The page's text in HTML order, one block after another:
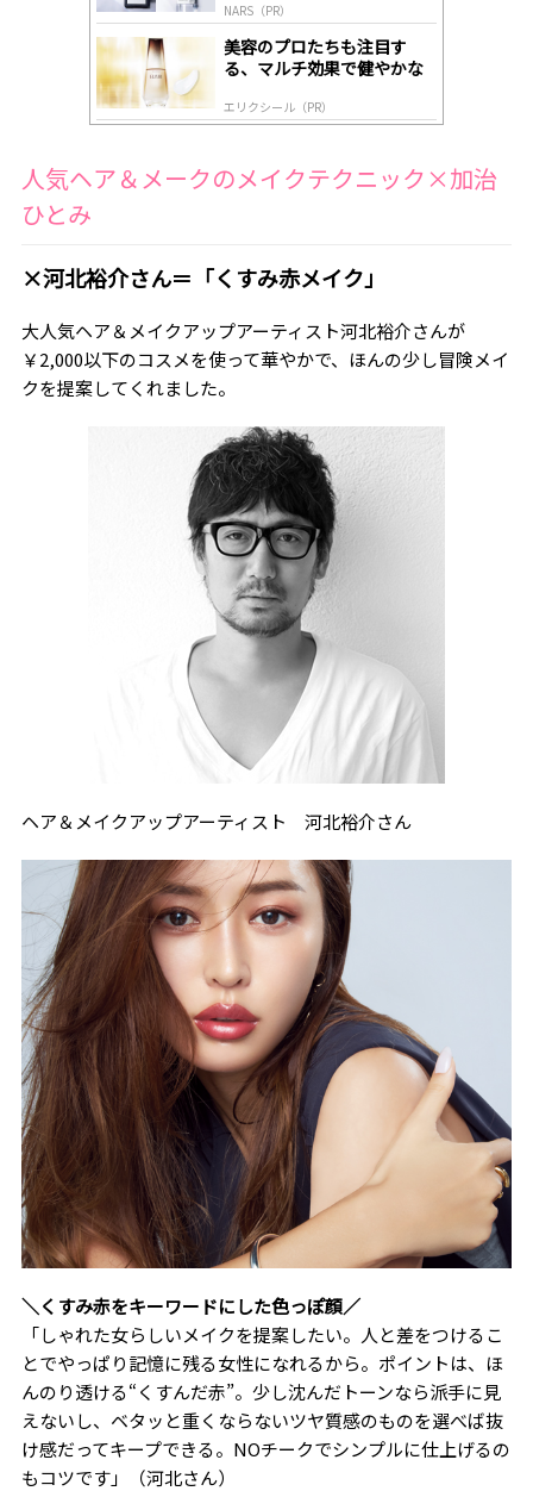
NARS（PR）
美容のプロたちも注目す
る、マルチ効果で健やかな
エリクシール（PR）
人気ヘア＆メークのメイクテクニック×加治
ひとみ
×河北裕介さん＝「くすみ赤メイク」
大人気ヘア＆メイクアップアーティスト河北裕介さんが
￥2,000以下のコスメを使って華やかで、ほんの少し冒険メイ
クを提案してくれました。
ヘア＆メイクアップアーティスト 河北裕介さん
＼くすみ赤をキーワードにした色っぽ顔／
「しゃれた女らしいメイクを提案したい。人と差をつけるこ
とでやっぱり記憶に残る女性になれるから。ポイントは、ほ
んのり透ける“くすんだ赤”。少し沈んだトーンなら派手に見
えないし、ベタッと重くならないツヤ質感のものを選べば抜
け感だってキープできる。NOチークでシンプルに仕上げるの
もコツです」（河北さん）